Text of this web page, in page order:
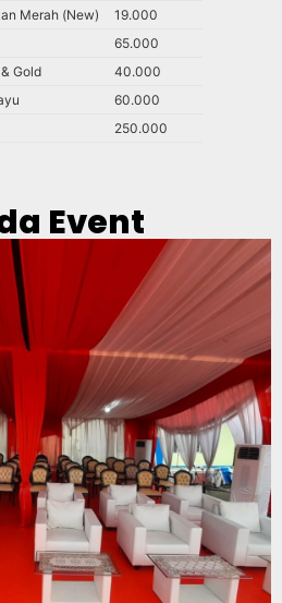
Merah (New)
19.000
65.000
Gold
40.000
60.000
250.000
Event